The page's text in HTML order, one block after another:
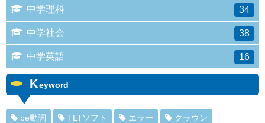
中学理科 34
中学社会 38
中学英語 16
Keyword
be動詞 TLTソフト エラー クラウン